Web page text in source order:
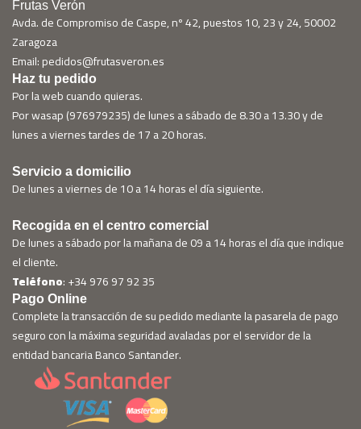
Frutas Verón
Avda. de Compromiso de Caspe, nº 42, puestos 10, 23 y 24, 50002
Zaragoza
Email: pedidos@frutasveron.es
Haz tu pedido
Por la web cuando quieras.
Por wasap (976979235) de lunes a sábado de 8.30 a 13.30 y de
lunes a viernes tardes de 17 a 20 horas.
Servicio a domicilio
De lunes a viernes de 10 a 14 horas el día siguiente.
Recogida en el centro comercial
De lunes a sábado por la mañana de 09 a 14 horas el día que indique
el cliente.
Teléfono: +34 976 97 92 35
Pago Online
Complete la transacción de su pedido mediante la pasarela de pago
seguro con la máxima seguridad avaladas por el servidor de la
entidad bancaria Banco Santander.